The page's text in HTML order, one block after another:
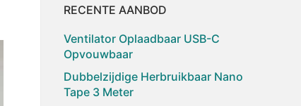
RECENTE AANBOD
Ventilator Oplaadbaar USB-C
Opvouwbaar
Dubbelzijdige Herbruikbaar Nano
Tape 3 Meter